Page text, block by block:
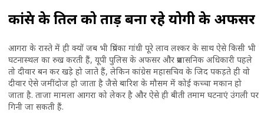
कांग्रेस के तिल को ताड़ बना रहे योगी के अफसर
आगरा के रास्ते में ही क्यों जब भी प्रियंका गांधी पूरे लाव लश्कर के साथ ऐसे किसी भी
घटनास्थल का रुख करती हैं, यूपी पुलिस के अफसर और प्रशासनिक अधिकारी पहले
तो दीवार बन कर खड़े हो जाते हैं, लेकिन कांग्रेस महासचिव के जिद पकड़ते ही वो
दीवार ऐसे जमींदोज हो जाता है जैसे बारिश के मौसम में कोई कच्चा मकान हो
जाता है. ताजा मामला आगरा को लेकर है और ऐसे ही बीती तमाम घटनाएं उंगली पर
गिनी जा सकती हैं.